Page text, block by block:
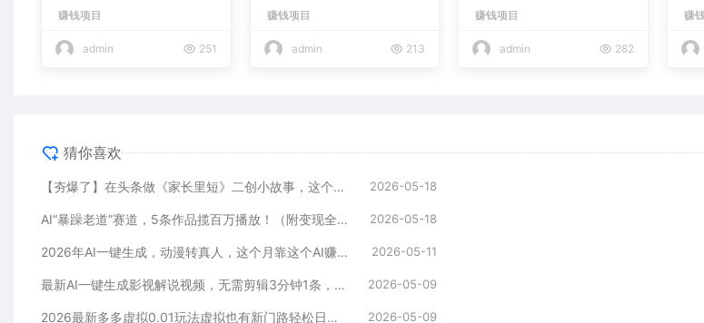
赚钱项目
admin 251
赚钱项目
admin 213
赚钱项目
admin 282
现
赚
猜你喜欢
【夯爆了】在头条做《家长里短》二创小故事，这个月收益2w+ 2026-05-18
AI“暴躁老道”赛道，5条作品揽百万播放！（附变现全攻略） 2026-05-18
2026年AI一键生成，动漫转真人，这个月靠这个AI赚了2W+ 2026-05-11
最新AI一键生成影视解说视频，无需剪辑3分钟1条，条条爆款，多平台变现日入2000+ 2026-05-09
2026最新多多虚拟0.01玩法虚拟也有新门路轻松日入2500! 2026-05-09